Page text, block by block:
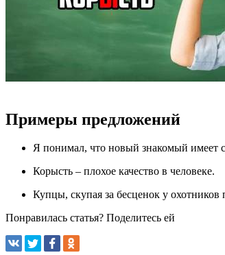
Примеры предложений
Я понимал, что новый знакомый имеет
Корысть – плохое качество в человеке.
Купцы, скупая за бесценок у
Понравилась статья? Поделитесь ей